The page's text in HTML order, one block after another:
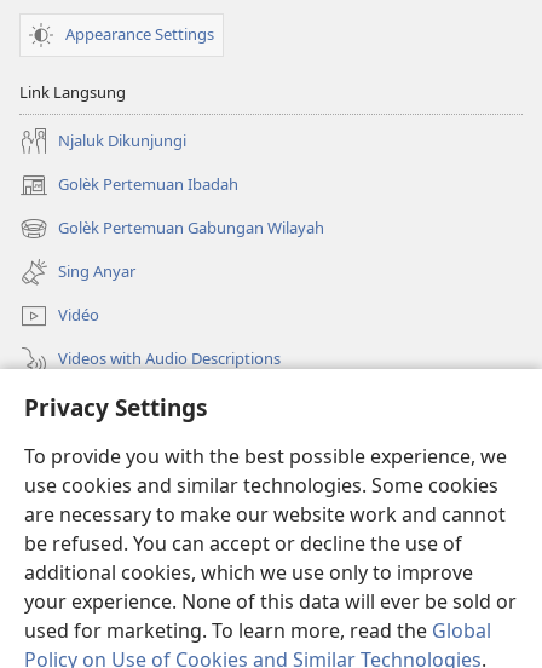
Privacy Settings
To provide you with the best possible experience, we
use cookies and similar technologies. Some cookies
are necessary to make our website work and cannot
be refused. You can accept or decline the use of
additional cookies, which we use only to improve
your experience. None of this data will ever be sold or
used for marketing. To learn more, read the Global
Policy on Use of Cookies and Similar Technologies.
Appearance Settings
Link Langsung
Njaluk Dikunjungi
Golèk Pertemuan Ibadah
(opens
new
window)
Golèk Pertemuan Gabungan Wilayah
(opens
new
window)
Sing Anyar
Vidéo
Videos with Audio Descriptions
Golèk JW.ORG
Sumbangan
(opens
new
window)PERPUSTAKAAN ONLINE Warta Penting
(opens
new
window)JW Hub ®
(opens
new
window)